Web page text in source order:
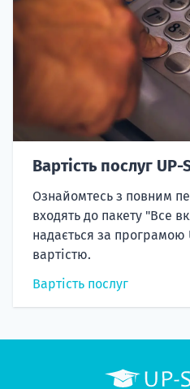
Вартість послуг UP-
Ознайомтесь з повним
входять до пакету "Все
надається за програмою
вартістю.
Вартість послуг